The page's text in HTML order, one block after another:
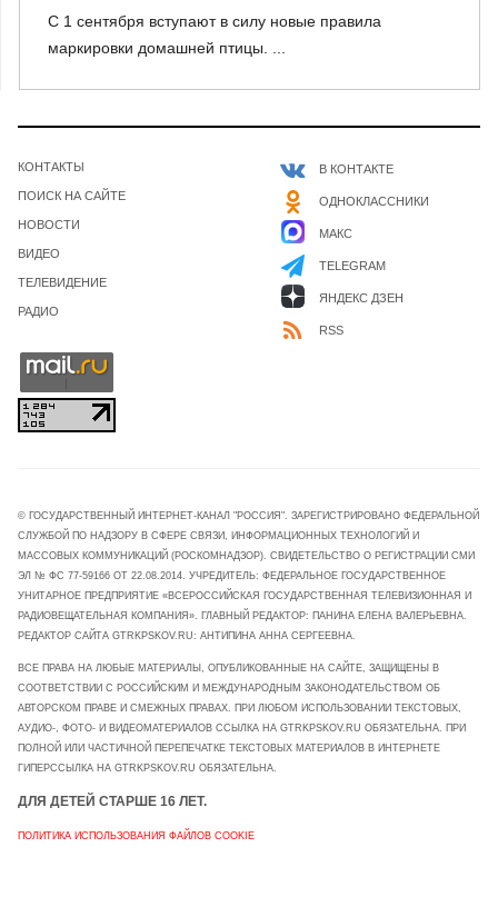
С 1 сентября вступают в силу новые правила
маркировки домашней птицы. ...
КОНТАКТЫ
ПОИСК НА САЙТЕ
НОВОСТИ
ВИДЕО
ТЕЛЕВИДЕНИЕ
РАДИО
В КОНТАКТЕ
ОДНОКЛАССНИКИ
МАКС
TELEGRAM
ЯНДЕКС ДЗЕН
RSS
© ГОСУДАРСТВЕННЫЙ ИНТЕРНЕТ-КАНАЛ "РОССИЯ". ЗАРЕГИСТРИРОВАНО ФЕДЕРАЛЬНОЙ
СЛУЖБОЙ ПО НАДЗОРУ В СФЕРЕ СВЯЗИ, ИНФОРМАЦИОННЫХ ТЕХНОЛОГИЙ И
МАССОВЫХ КОММУНИКАЦИЙ (РОСКОМНАДЗОР). СВИДЕТЕЛЬСТВО О РЕГИСТРАЦИИ СМИ
ЭЛ № ФС 77-59166 ОТ 22.08.2014. УЧРЕДИТЕЛЬ: ФЕДЕРАЛЬНОЕ ГОСУДАРСТВЕННОЕ
УНИТАРНОЕ ПРЕДПРИЯТИЕ «ВСЕРОССИЙСКАЯ ГОСУДАРСТВЕННАЯ ТЕЛЕВИЗИОННАЯ И
РАДИОВЕЩАТЕЛЬНАЯ КОМПАНИЯ». ГЛАВНЫЙ РЕДАКТОР: ПАНИНА ЕЛЕНА ВАЛЕРЬЕВНА.
РЕДАКТОР САЙТА GTRKPSKOV.RU: АНТИПИНА АННА СЕРГЕЕВНА.
ВСЕ ПРАВА НА ЛЮБЫЕ МАТЕРИАЛЫ, ОПУБЛИКОВАННЫЕ НА САЙТЕ, ЗАЩИЩЕНЫ В
СООТВЕТСТВИИ С РОССИЙСКИМ И МЕЖДУНАРОДНЫМ ЗАКОНОДАТЕЛЬСТВОМ ОБ
АВТОРСКОМ ПРАВЕ И СМЕЖНЫХ ПРАВАХ. ПРИ ЛЮБОМ ИСПОЛЬЗОВАНИИ ТЕКСТОВЫХ,
АУДИО-, ФОТО- И ВИДЕОМАТЕРИАЛОВ ССЫЛКА НА GTRKPSKOV.RU ОБЯЗАТЕЛЬНА. ПРИ
ПОЛНОЙ ИЛИ ЧАСТИЧНОЙ ПЕРЕПЕЧАТКЕ ТЕКСТОВЫХ МАТЕРИАЛОВ В ИНТЕРНЕТЕ
ГИПЕРССЫЛКА НА GTRKPSKOV.RU ОБЯЗАТЕЛЬНА.
ДЛЯ ДЕТЕЙ СТАРШЕ 16 ЛЕТ.
ПОЛИТИКА ИСПОЛЬЗОВАНИЯ ФАЙЛОВ COOKIE